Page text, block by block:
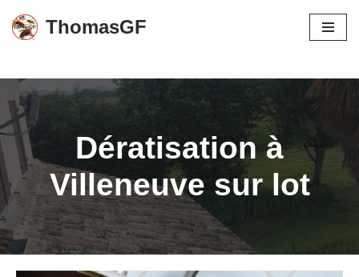
Aller
contenu
ThomasGF
Dératisation à
Villeneuve sur lot